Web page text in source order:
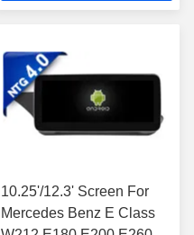
10.25'/12.3' Screen For
Mercedes Benz E Class